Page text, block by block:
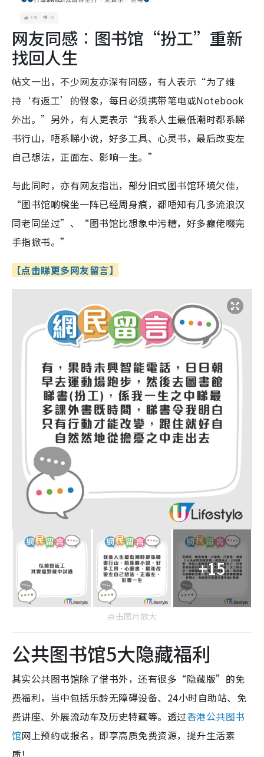
网友同感︰图书馆“扮工”重新
找回人生
帖文一出，不少网友亦深有同感，有人表示“为了维
持‘有返工’的假象，每日必须携带笔电或Notebook
外出。”另外，有人更表示“我系人生最低潮时都系睇
书行山，唔系睇小说，好多工具、心灵书，最后改变左
自己想法，正面左、影响一生。”
与此同时，亦有网友指出，部分旧式图书馆环境欠佳，
“图书馆啲櫈坐一阵已经周身痕，都唔知有几多流浪汉
同老同坐过”、“图书馆比想象中污糟，好多癫佬啜完
手指掀书。”
【点击睇更多网友留言】
+15
点击图片放大
公共图书馆5大隐藏福利
其实公共图书馆除了借书外，还有很多“隐藏版”的免
费福利，当中包括乐龄无障碍设备、24小时自助站、免
费讲座、外展流动车及历史特藏等。透过香港公共图书
馆网上预约或报名，即享高质免费资源，提升生活素
质！